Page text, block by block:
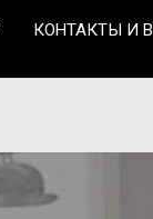
КОНТАКТЫ И